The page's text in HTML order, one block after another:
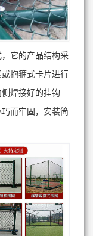
它的产品结构采
抱箍式卡片进行
焊接好的挂钩
而牢固，安装简